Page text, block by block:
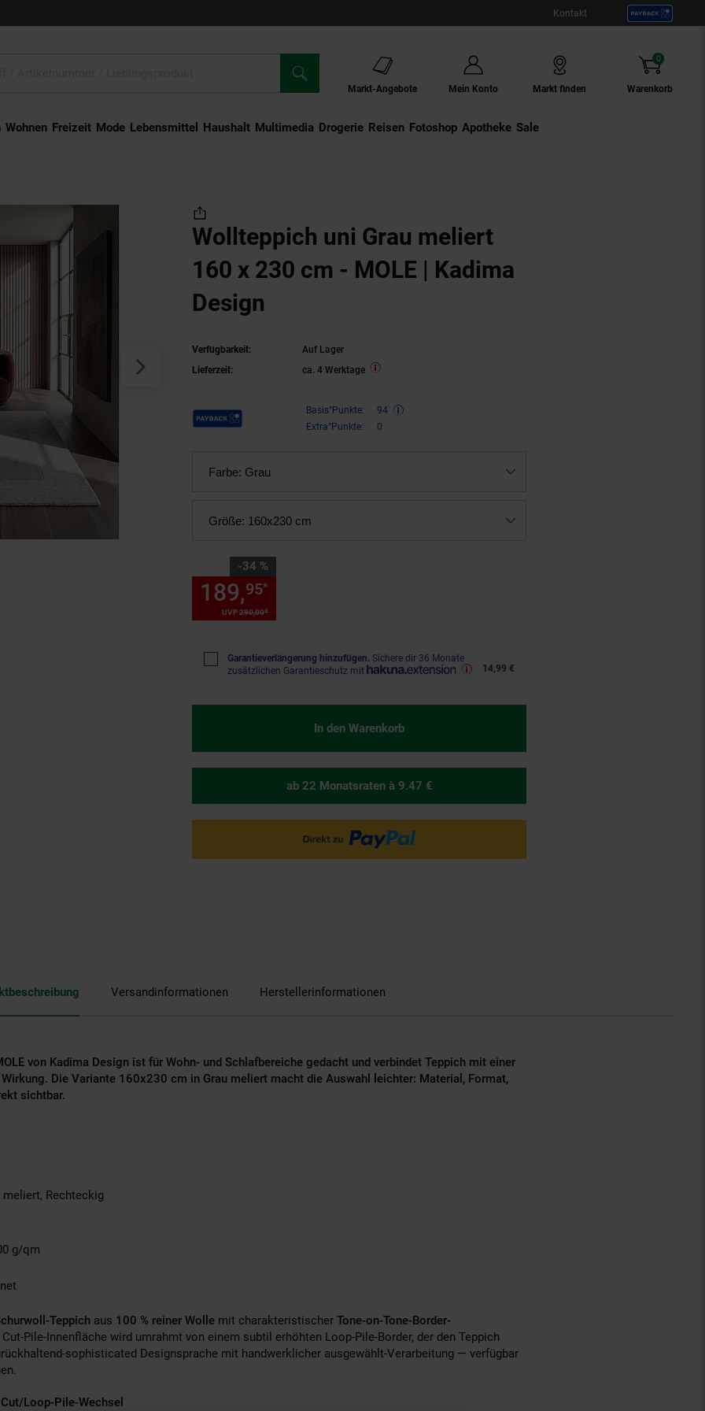
Kontakt
Markt-Angebote Mein Konto Markt finden Warenkorb
0
Artikel
Wohnen Freizeit Mode Lebensmittel Haushalt Multimedia Drogerie Externer Link:
Reisen Externer Link:
Fotoshop Externer Link:
Apotheke Sale
Wollteppich uni Grau meliert
160 x 230 cm - MOLE | Kadima
Design
Verfügbarkeit:
Auf Lager
Lieferzeit:
ca. 4 Werktage
Payback Punkte Basis°Punkte:
94
Extra°Punkte:
0
Farbe: Grau
Größe: 160x230 cm
-34 %
Sie Sparen 34 Prozent,
UVP290,00*
189,95*
Garantieverlängerung hinzufügen. Sichere dir 36 Monate
zusätzlichen Garantieschutz mit
14,99 €
In den Warenkorb
ab 22 Monatsraten à 9.47 €
Versandinformationen Herstellerinformationen
von Kadima Design ist für Wohn- und Schlafbereiche gedacht und verbindet Teppich mit einer
Die Variante 160x230 cm in Grau meliert macht die Auswahl leichter: Material, Format,
sichtbar.
meliert, Rechteckig
g/qm
Teppich aus 100 % reiner Wolle mit charakteristischer Tone-on-Tone-Border-
Pile-Innenfläche wird umrahmt von einem subtil erhöhten Loop-Pile-Border, der den Teppich
sophisticated Designsprache mit handwerklicher ausgewählt-Verarbeitung — verfügbar
Loop-Pile-Wechsel